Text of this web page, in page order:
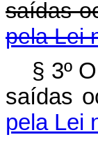
saídas
pela Lei
§ 3º
saídas
pela Lei